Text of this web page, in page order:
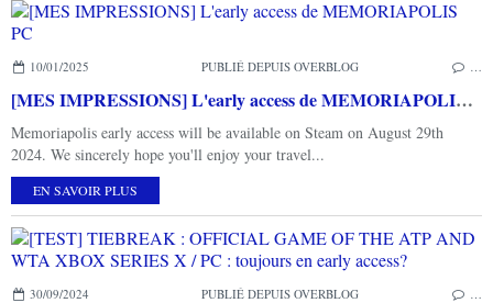
10/01/2025 PUBLIÉ DEPUIS OVERBLOG
[MES IMPRESSIONS] L'early access de MEMORIAPOLIS PC
Memoriapolis early access will be available on Steam on August 29th
2024. We sincerely hope you'll enjoy your travel...
EN SAVOIR PLUS
30/09/2024 PUBLIÉ DEPUIS OVERBLOG